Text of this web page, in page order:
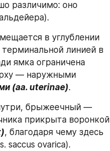
различимо: оно
в углублении
линией в
ямка ограничена
— наружными
(аа. uterinae).
брыжеечный —
прикрыта воронкой
, благодаря чему здесь
saccus ovarica).